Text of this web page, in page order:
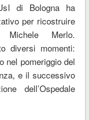
di Bologna ha
per ricostruire
Merlo.
diversi momenti:
nel pomeriggio del
e il successivo
dell’Ospedale